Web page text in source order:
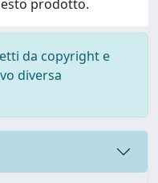
prodotto.
da copyright e
diversa